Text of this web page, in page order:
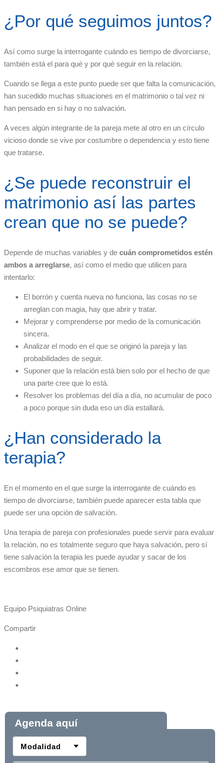
¿Por qué seguimos juntos?
Así como surge la interrogante cuándo es tiempo de divorciarse,
también está el para qué y por qué seguir en la relación.
Cuando se llega a este punto puede ser que falta la comunicación,
han sucedido muchas situaciones en el matrimonio o tal vez ni
han pensado en si hay o no salvación.
A veces algún integrante de la pareja mete al otro en un círculo
vicioso donde se vive por costumbre o dependencia y esto tiene
que tratarse.
¿Se puede reconstruir el
matrimonio así las partes
crean que no se puede?
Depende de muchas variables y de cuán comprometidos estén
ambos a arreglarse, así como el medio que utilicen para
intentarlo:
El borrón y cuenta nueva no funciona, las cosas no se
arreglan con magia, hay que abrir y tratar.
Mejorar y comprenderse por medio de la comunicación
sincera.
Analizar el modo en el que se originó la pareja y las
probabilidades de seguir.
Suponer que la relación está bien solo por el hecho de que
una parte cree que lo está.
Resolver los problemas del día a día, no acumular de poco
a poco porque sin duda eso un día estallará.
¿Han considerado la
terapia?
En el momento en el que surge la interrogante de cuándo es
tiempo de divorciarse, también puede aparecer esta tabla que
puede ser una opción de salvación.
Una terapia de pareja con profesionales puede servir para evaluar
la relación, no es totalmente seguro que haya salvación, pero sí
tiene salvación la terapia les puede ayudar y sacar de los
escombros ese amor que se tienen.
Equipo Psiquiatras Online
Compartir
Agenda aquí
Modalidad